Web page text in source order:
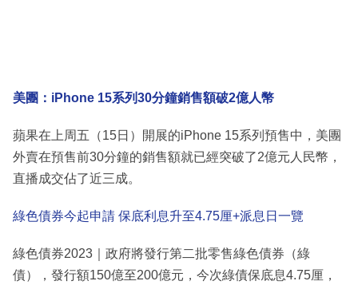
美團：iPhone 15系列30分鐘銷售額破2億人幣
蘋果在上周五（15日）開展的iPhone 15系列預售中，美團
外賣在預售前30分鐘的銷售額就已經突破了2億元人民幣，
直播成交佔了近三成。
綠色債券今起申請 保底利息升至4.75厘+派息日一覽
綠色債券2023｜政府將發行第二批零售綠色債券（綠
債），發行額150億至200億元，今次綠債保底息4.75厘，